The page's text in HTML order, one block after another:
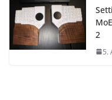
2
5.